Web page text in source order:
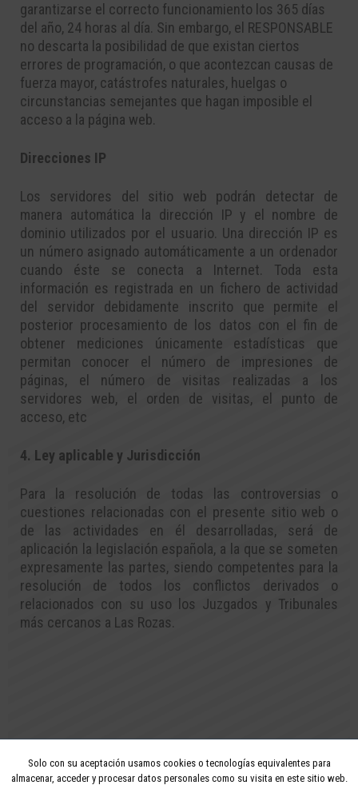
garantizarse el correcto funcionamiento los 365 días
del año, 24 horas al día. Sin embargo, el RESPONSABLE
no descarta la posibilidad de que existan ciertos
errores de programación, o que acontezcan causas de
fuerza mayor, catástrofes naturales, huelgas o
circunstancias semejantes que hagan imposible el
acceso a la página web.
Direcciones IP
Los servidores del sitio web podrán detectar de
manera automática la dirección IP y el nombre de
dominio utilizados por el usuario. Una dirección IP es
un número asignado automáticamente a un ordenador
cuando éste se conecta a Internet. Toda esta
información es registrada en un fichero de actividad
del servidor debidamente inscrito que permite el
posterior procesamiento de los datos con el fin de
obtener mediciones únicamente estadísticas que
permitan conocer el número de impresiones de
páginas, el número de visitas realizadas a los
servidores web, el orden de visitas, el punto de
acceso, etc
4. Ley aplicable y Jurisdicción
Para la resolución de todas las controversias o
cuestiones relacionadas con el presente sitio web o
de las actividades en él desarrolladas, será de
aplicación la legislación española, a la que se someten
expresamente las partes, siendo competentes para la
resolución de todos los conflictos derivados o
relacionados con su uso los Juzgados y Tribunales
más cercanos a Las Rozas.
2026 - Todos los derechos reservados
Solo con su aceptación usamos cookies o tecnologías equivalentes para
almacenar, acceder y procesar datos personales como su visita en este sitio web.